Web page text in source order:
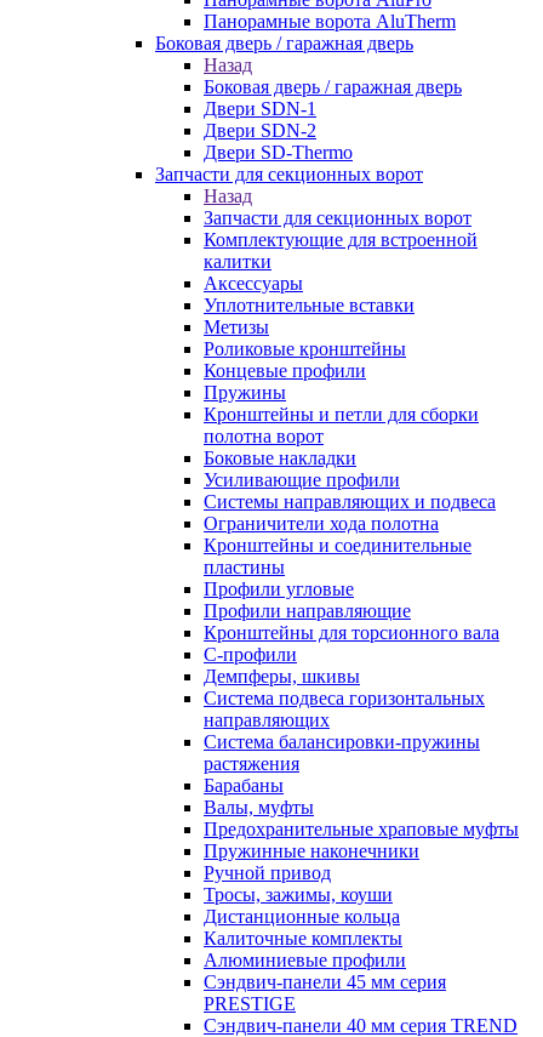
Панорамные ворота AluTherm
Боковая дверь / гаражная дверь
Назад
Боковая дверь / гаражная дверь
Двери SDN-1
Двери SDN-2
Двери SD-Thermo
Запчасти для секционных ворот
Назад
Запчасти для секционных ворот
Комплектующие для встроенной
калитки
Аксессуары
Уплотнительные вставки
Метизы
Роликовые кронштейны
Концевые профили
Пружины
Кронштейны и петли для сборки
полотна ворот
Боковые накладки
Усиливающие профили
Системы направляющих и подвеса
Ограничители хода полотна
Кронштейны и соединительные
пластины
Профили угловые
Профили направляющие
Кронштейны для торсионного вала
С-профили
Демпферы, шкивы
Система подвеса горизонтальных
направляющих
Система балансировки-пружины
растяжения
Барабаны
Валы, муфты
Предохранительные храповые муфты
Пружинные наконечники
Ручной привод
Тросы, зажимы, коуши
Дистанционные кольца
Калиточные комплекты
Алюминиевые профили
Сэндвич-панели 45 мм серия
PRESTIGE
Сэндвич-панели 40 мм серия TREND